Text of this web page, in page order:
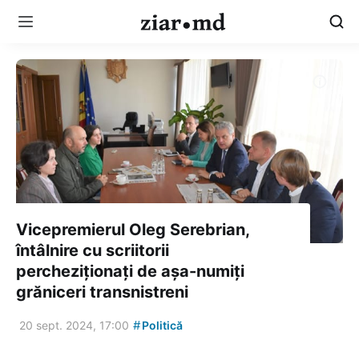
Vicepremierul Oleg Serebrian,
întâlnire cu scriitorii
percheziționați de așa-numiți
grăniceri transnistreni
20 sept. 2024, 17:00 #Politică